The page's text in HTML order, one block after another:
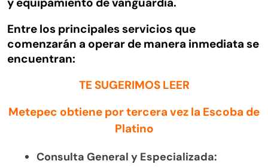
Entre los principales servicios que
comenzarán a operar de manera inmediata se
encuentran:
TE SUGERIMOS LEER
Metepec obtiene por tercera vez la Escoba de
Platino
Consulta General y Especializada: